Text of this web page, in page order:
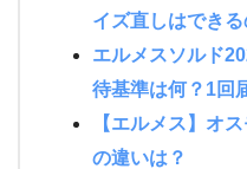
イズ直しはできる
エルメスソルド
待基準は何？1回
【エルメス】オ
の違いは？